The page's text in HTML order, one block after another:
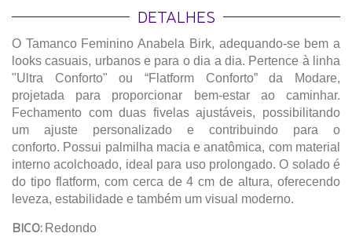
DETALHES
O Tamanco Feminino Anabela Birk, adequando-se bem a
looks casuais, urbanos e para o dia a dia. Pertence à linha
"Ultra Conforto" ou “Flatform Conforto” da Modare,
projetada para proporcionar bem-estar ao caminhar.
Fechamento com duas fivelas ajustáveis, possibilitando
um ajuste personalizado e contribuindo para o
conforto. Possui palmilha macia e anatômica, com material
interno acolchoado, ideal para uso prolongado. O solado é
do tipo flatform, com cerca de 4 cm de altura, oferecendo
leveza, estabilidade e também um visual moderno.
BICO: Redondo